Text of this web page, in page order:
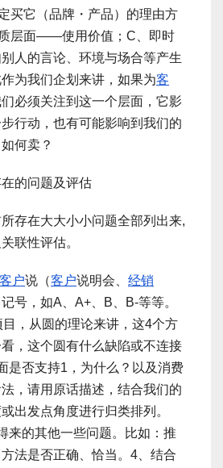
买它（品牌・产品）的理由方
层面――使用价值；C、即时
人的言论、环境与场合等产生
为我们企划来讲，如果为客
们必须关注到这一个层面，它影
行动，也有可能影响到我们的
何卖？
的问题及评估
在大大小小问题全部列出来,
联性评估。
客户说（客户说明会、 经销
号，如A、A+、B、B-等等。
，从圆的理论来讲，这4个方
，这个圆有什么缺陷或不连接
是否支持1，为什么？以及消费
，请用原话描述，结合我们的
出发点角度进行归类排列。
来的其他一些问题。比如：推
法是否正确、恰当。4、结合